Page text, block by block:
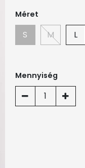
Méret
S M L
Mennyiség
1